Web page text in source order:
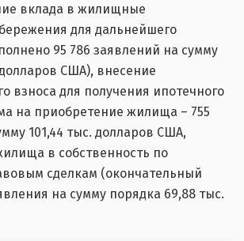
вклада в жилищные
для дальнейшего
95 786 заявлений на сумму
США), внесение
взноса для получения ипотечного
на приобретение жилища – 755
101,44 тыс. долларов США,
в собственность по
сделкам (окончательный
на сумму порядка 69,88 тыс.